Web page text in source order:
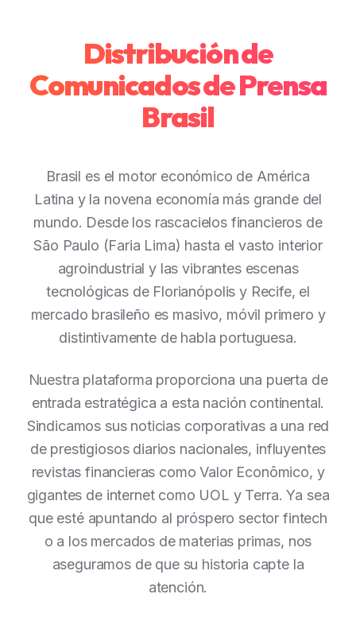
Distribución de
Comunicados de Prensa
Brasil
Brasil es el motor económico de América
Latina y la novena economía más grande del
mundo. Desde los rascacielos financieros de
São Paulo (Faria Lima) hasta el vasto interior
agroindustrial y las vibrantes escenas
tecnológicas de Florianópolis y Recife, el
mercado brasileño es masivo, móvil primero y
distintivamente de habla portuguesa.
Nuestra plataforma proporciona una puerta de
entrada estratégica a esta nación continental.
Sindicamos sus noticias corporativas a una red
de prestigiosos diarios nacionales, influyentes
revistas financieras como Valor Econômico, y
gigantes de internet como UOL y Terra. Ya sea
que esté apuntando al próspero sector fintech
o a los mercados de materias primas, nos
aseguramos de que su historia capte la
atención.